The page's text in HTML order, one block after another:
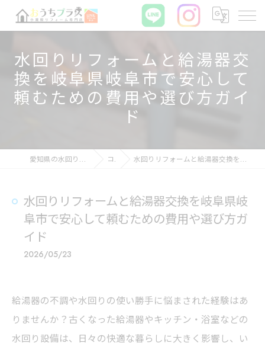
水回りリフォームと給湯器交
換を岐阜県岐阜市で安心して
頼むための費用や選び方ガイ
ド
愛知県の水回りリフォームならおうちプラス コラム 水回りリフォームと給湯器交換を岐阜県岐阜市で安心して頼むための費用や選び方ガイド
水回りリフォームと給湯器交換を岐阜県岐
阜市で安心して頼むための費用や選び方ガ
イド
2026/05/23
給湯器の不調や水回りの使い勝手に悩まされた経験はあ
りませんか？古くなった給湯器やキッチン・浴室などの
水回り設備は、日々の快適な暮らしに大きく影響し、い